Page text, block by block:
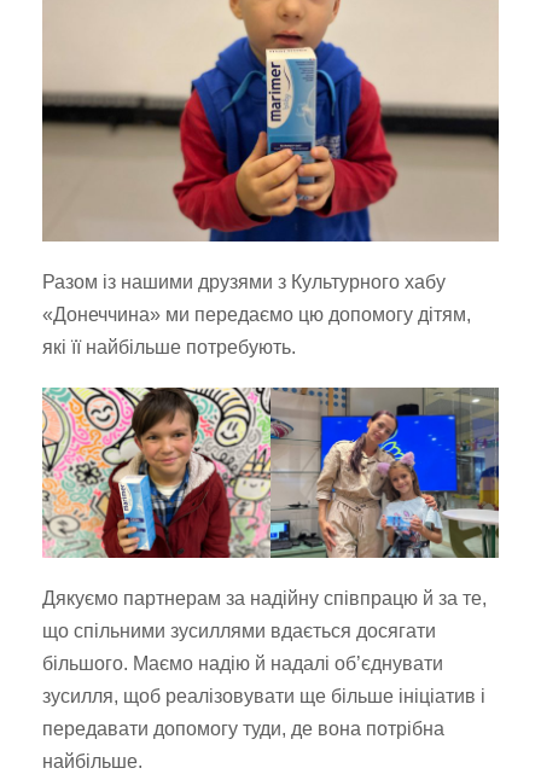
Разом із нашими друзями з Культурного хабу
«Донеччина» ми передаємо цю допомогу дітям,
які її найбільше потребують.
Дякуємо партнерам за надійну співпрацю й за те,
що спільними зусиллями вдається досягати
більшого. Маємо надію й надалі об’єднувати
зусилля, щоб реалізовувати ще більше ініціатив і
передавати допомогу туди, де вона потрібна
найбільше.